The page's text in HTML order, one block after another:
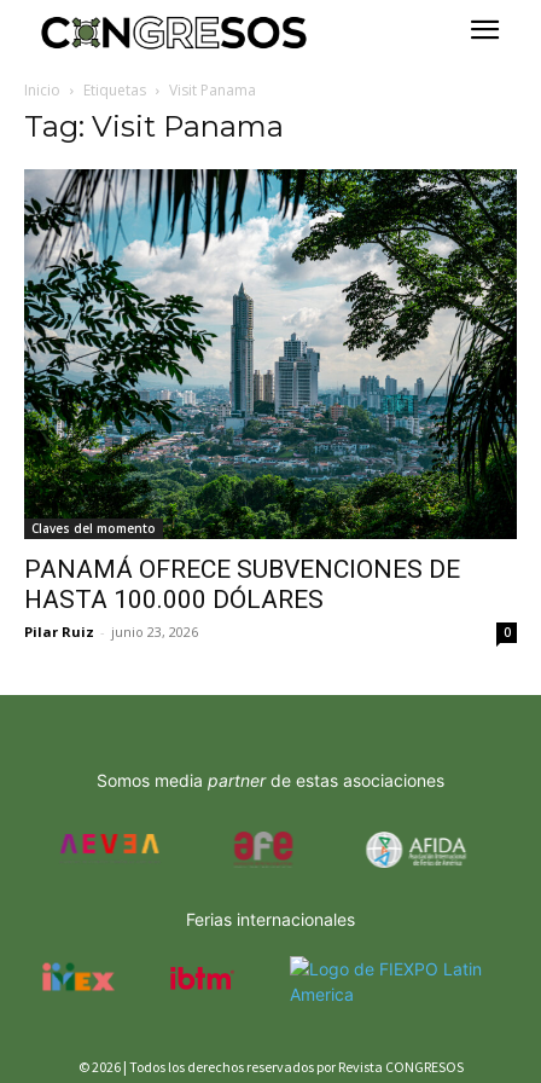
Inicio Etiquetas Visit Panama
Tag: Visit Panama
Claves del momento
PANAMÁ OFRECE SUBVENCIONES DE
HASTA 100.000 DÓLARES
Pilar Ruiz - junio 23, 2026 0
Somos media partnerde estas asociaciones
Ferias internacionales
© 2026 | Todos los derechos reservados por Revista CONGRESOS